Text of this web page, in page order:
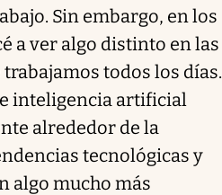
Sin embargo, en los
a ver algo distinto en las
todos los días.
inteligencia artificial
alrededor de la
tecnológicas y
algo mucho más